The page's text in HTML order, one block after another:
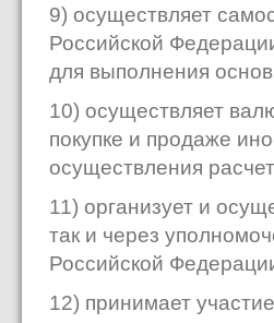
9) осуществляет
Российской
для выполнения
10) осуществляет
покупке и продаже
осуществления
11) организует и
так и через
Российской
12) принимает